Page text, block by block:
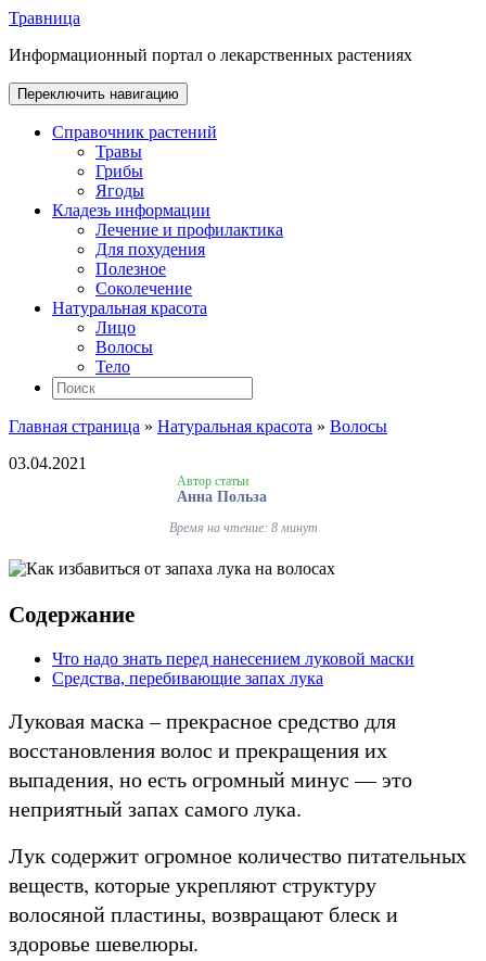
Травница
Информационный портал о лекарственных растениях
Переключить навигацию
Справочник растений
Травы
Грибы
Ягоды
Кладезь информации
Лечение и профилактика
Для похудения
Полезное
Соколечение
Натуральная красота
Лицо
Волосы
Тело
Главная страница » Натуральная красота » Волосы
03.04.2021
Автор статьи
Анна Польза
Время на чтение: 8 минут
Содержание
Что надо знать перед нанесением луковой маски
Средства, перебивающие запах лука
Луковая маска – прекрасное средство для
восстановления волос и прекращения их
выпадения, но есть огромный минус — это
неприятный запах самого лука.
Лук содержит огромное количество питательных
веществ, которые укрепляют структуру
волосяной пластины, возвращают блеск и
здоровье шевелюры.